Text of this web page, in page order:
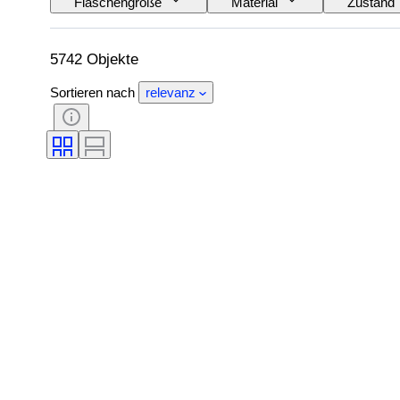
Wein-Appellation / Klassifizierung
Wein
5742 Objekte
Sortieren nach relevanz